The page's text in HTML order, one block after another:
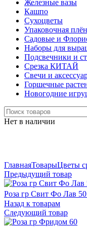
Железные вазы
Кашпо
Сухоцветы
Упаковочная
Садовые и
Наборы для
Подсвечники и
Срезка КИТАЙ
Свечи и
Горшечные
Новогодние
Нет в наличии
ГлавнаяТоварыЦветы
Предыдущий товар
Роза гр Свит Фо Лав 50
Назад к товарам
Следующий товар